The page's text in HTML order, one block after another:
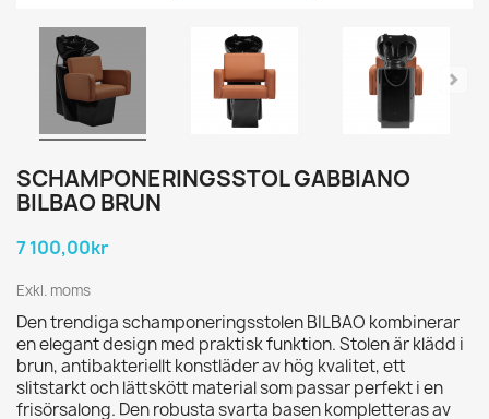
SCHAMPONERINGSSTOL GABBIANO
BILBAO BRUN
7 100,00kr
Exkl. moms
Den trendiga schamponeringsstolen BILBAO kombinerar
en elegant design med praktisk funktion. Stolen är klädd i
brun, antibakteriellt konstläder av hög kvalitet, ett
slitstarkt och lättskött material som passar perfekt i en
frisörsalong. Den robusta svarta basen kompletteras av